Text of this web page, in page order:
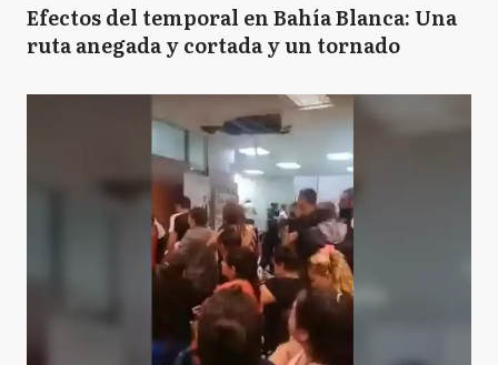
Efectos del temporal en Bahía Blanca: Una
ruta anegada y cortada y un tornado